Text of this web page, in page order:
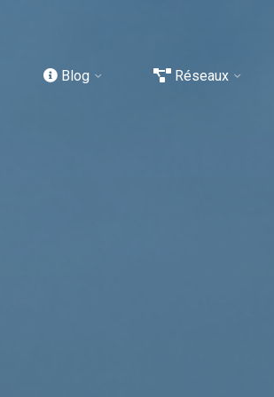
Blog Réseaux